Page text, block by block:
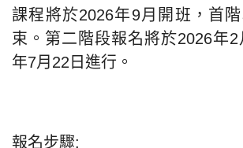
課程將於2026年9月開班，首
束。第二階段報名將於2026年
年7月22日進行。
報名步驟: